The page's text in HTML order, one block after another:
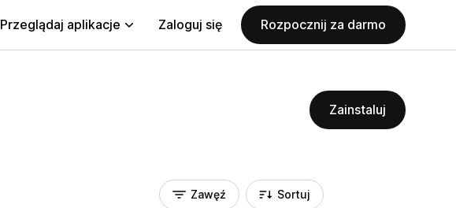
Przeglądaj aplikacje Zaloguj się Rozpocznij za darmo
Zainstaluj
Zawęź Sortuj